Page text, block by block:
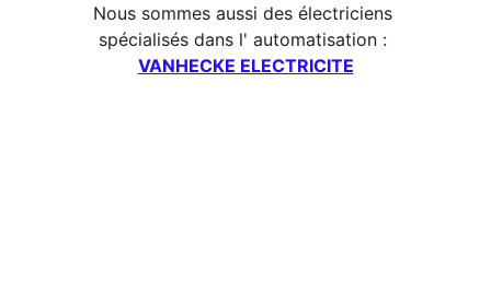
Nous sommes aussi des électriciens
spécialisés dans l' automatisation :
VANHECKE ELECTRICITE